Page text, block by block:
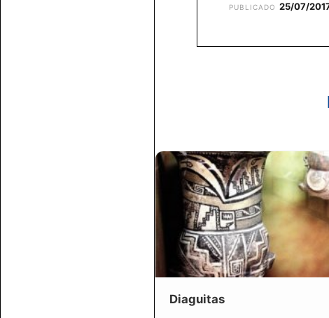
PUBLICADO 25/07/
Diaguitas